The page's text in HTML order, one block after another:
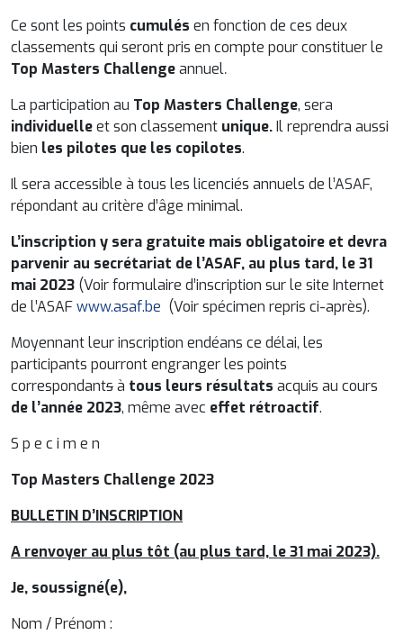
Ce sont les points cumulés en fonction de ces deux
classements qui seront pris en compte pour constituer le
Top Masters Challengeannuel.
La participation au Top Masters Challenge, sera
individuelleet son classement unique.Il reprendra aussi
bien les pilotes que les copilotes.
Il sera accessible à tous les licenciés annuels de l’ASAF,
répondant au critère d’âge minimal.
L’inscription y sera gratuite mais obligatoire et devra
parvenir au secrétariat de l’ASAF, au plus tard, le 31
mai 2023 (Voir formulaire d’inscription sur le site Internet
de l’ASAFwww.asaf.be (Voir spécimen repris ci-après).
Moyennant leur inscription endéans ce délai, les
participants pourront engranger les points
correspondantsà tous leurs résultats acquis au cours
de l’année 2023, même avec effet rétroactif.
S p e c i m e n
Top Masters Challenge 2023
BULLETIN D’INSCRIPTION
A renvoyer au plus tôt (au plus tard, le 31 mai 2023).
Je, soussigné(e),
Nom / Prénom :